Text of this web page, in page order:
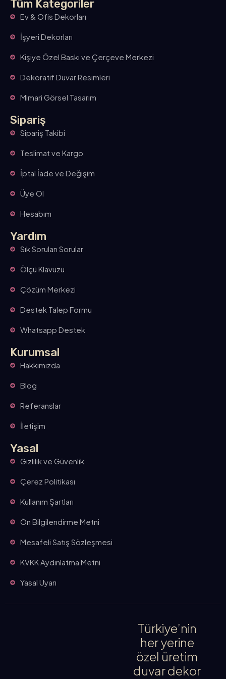
Tüm Kategoriler
Ev & Ofis Dekorları
İşyeri Dekorları
Kişiye Özel Baskı ve Çerçeve Merkezi
Dekoratif Duvar Resimleri
Mimari Görsel Tasarım
Sipariş
Sipariş Takibi
Teslimat ve Kargo
İptal İade ve Değişim
Üye Ol
Hesabım
Yardım
Sık Sorulan Sorular
Ölçü Klavuzu
Çözüm Merkezi
Destek Talep Formu
Whatsapp Destek
Kurumsal
Hakkımızda
Blog
Referanslar
İletişim
Yasal
Gizlilik ve Güvenlik
Çerez Politikası
Kullanım Şartları
Ön Bilgilendirme Metni
Mesafeli Satış Sözleşmesi
KVKK Aydınlatma Metni
Yasal Uyarı
Türkiye’nin
her yerine
özel üretim
duvar dekor